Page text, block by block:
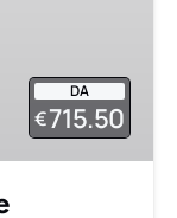
DA
€715.50